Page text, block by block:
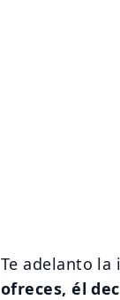
Te adelanto la
ofreces, él